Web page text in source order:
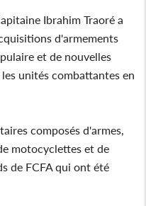
Ibrahim Traoré a
d'armements
et de nouvelles
unités combattantes en
composés d'armes,
motocyclettes et de
de FCFA qui ont été